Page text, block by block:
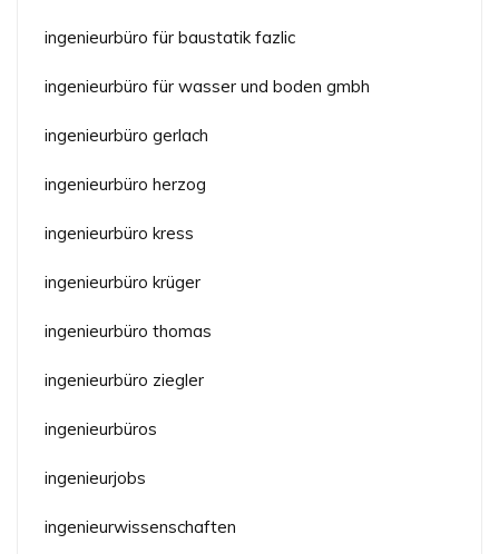
ingenieurbüro für baustatik fazlic
ingenieurbüro für wasser und boden gmbh
ingenieurbüro gerlach
ingenieurbüro herzog
ingenieurbüro kress
ingenieurbüro krüger
ingenieurbüro thomas
ingenieurbüro ziegler
ingenieurbüros
ingenieurjobs
ingenieurwissenschaften